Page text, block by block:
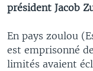
président Jacob
En pays zoulou
est emprisonné
limités avaient